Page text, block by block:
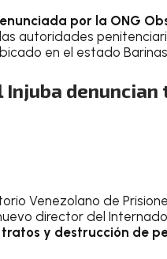
por la ONG
autoridades
en el estado
Injuba
Venezolano de
director del
y destrucción de